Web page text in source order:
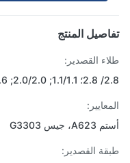
المنتج
القصدير:
القصدير: